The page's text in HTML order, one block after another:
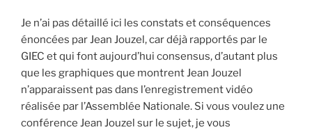
Je n’ai pas détaillé ici les constats et conséquences
énoncées par Jean Jouzel, car déjà rapportés par le
GIEC et qui font aujourd’hui consensus, d’autant plus
que les graphiques que montrent Jean Jouzel
n’apparaissent pas dans l’enregistrement vidéo
réalisée par l’Assemblée Nationale. Si vous voulez une
conférence Jean Jouzel sur le sujet, je vous